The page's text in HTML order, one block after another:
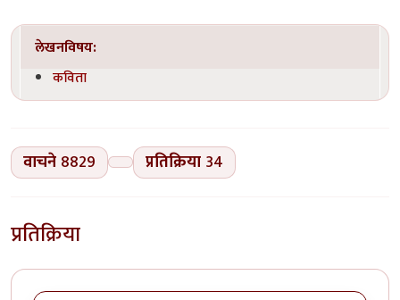
लेखनविषय:
कविता
वाचने 8829 प्रतिक्रिया 34
प्रतिक्रिया